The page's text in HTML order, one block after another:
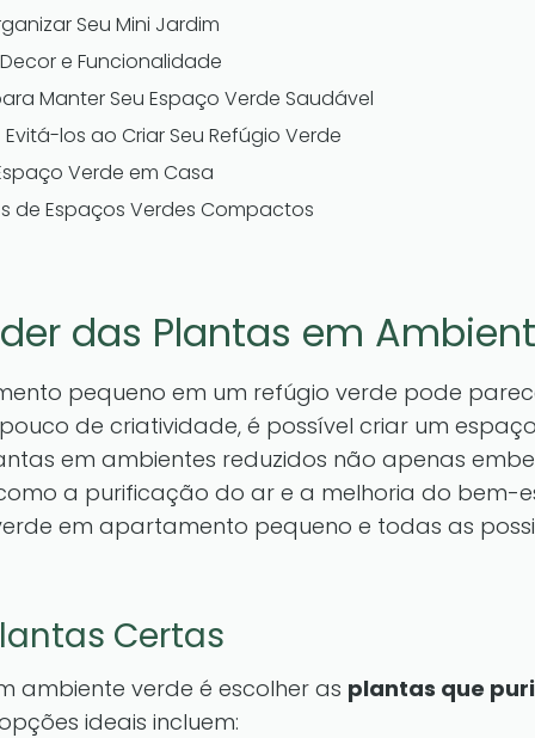
Seu Mini Jardim
e Funcionalidade
Manter Seu Espaço Verde Saudável
los ao Criar Seu Refúgio Verde
Verde em Casa
de Espaços Verdes Compactos
das Plantas em
pequeno em um refúgio verde pode
de criatividade, é possível criar um
em ambientes reduzidos não apenas
a purificação do ar e a melhoria do bem-
em apartamento pequeno e todas as
Certas
ambiente verde é escolher as plantas que
ideais incluem: